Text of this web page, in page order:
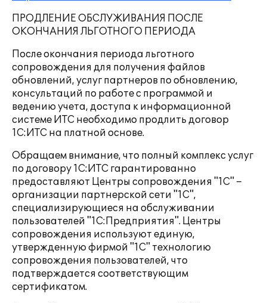
ПРОДЛЕНИЕ ОБСЛУЖИВАНИЯ ПОСЛЕ
ОКОНЧАНИЯ ЛЬГОТНОГО ПЕРИОДА
После окончания периода льготного
сопровождения для получения файлов
обновлений, услуг партнеров по обновлению,
консультаций по работе с программой и
ведению учета, доступа к информационной
системе ИТС необходимо продлить договор
1С:ИТС на платной основе.
Обращаем внимание, что полный комплекс услуг
по договору 1С:ИТС гарантированно
предоставляют Центры сопровождения "1С" –
организации партнерской сети "1С",
специализирующиеся на обслуживании
пользователей "1С:Предприятия". Центры
сопровождения используют единую,
утвержденную фирмой "1С" технологию
сопровождения пользователей, что
подтверждается соответствующим
сертификатом.